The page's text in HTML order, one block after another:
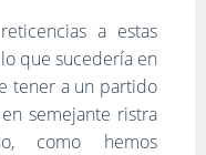
a estas
que sucedería en
tener a un partido
semejante ristra
como hemos